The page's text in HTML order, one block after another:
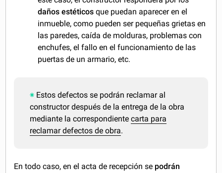
daños estéticos que puedan aparecer en el
inmueble, como pueden ser pequeñas grietas en
las paredes, caída de molduras, problemas con
enchufes, el fallo en el funcionamiento de las
puertas de un armario, etc.
Estos defectos se podrán reclamar al
constructor después de la entrega de la obra
mediante la correspondientecarta para
reclamar defectos de obra.
En todo caso, en el acta de recepción se podrán